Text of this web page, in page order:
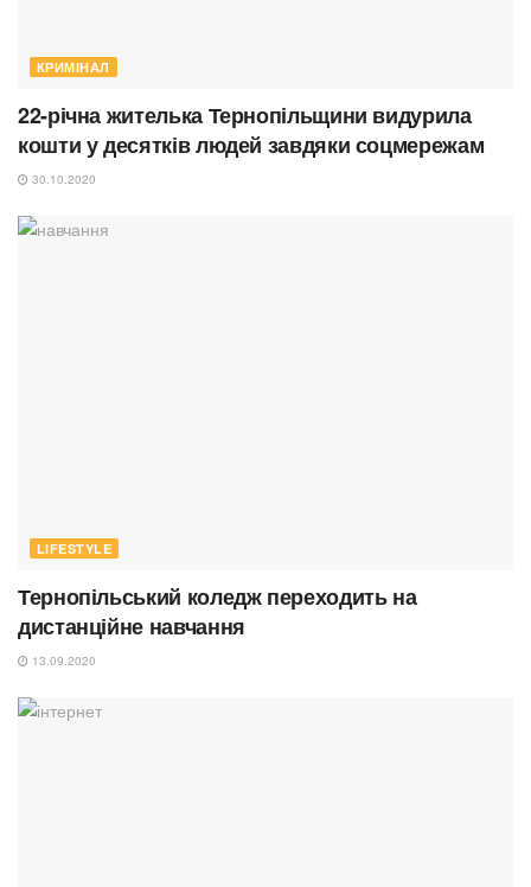
КРИМІНАЛ
22-річна жителька Тернопільщини видурила
кошти у десятків людей завдяки соцмережам
30.10.2020
LIFESTYLE
Тернопільський коледж переходить на
дистанційне навчання
13.09.2020